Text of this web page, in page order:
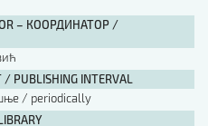
– КООРДИНАТОР /
INTERVAL
/ periodically